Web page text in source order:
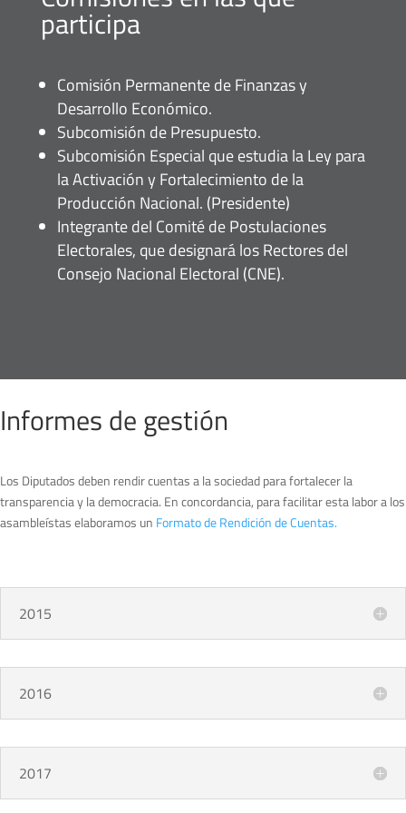
participa
Comisión Permanente de Finanzas y
Desarrollo Económico.
Subcomisión de Presupuesto.
Subcomisión Especial que estudia la Ley para
la Activación y Fortalecimiento de la
Producción Nacional. (Presidente)
Integrante del Comité de Postulaciones
Electorales, que designará los Rectores del
Consejo Nacional Electoral (CNE).
Informes de gestión
Los Diputados deben rendir cuentas a la sociedad para fortalecer la
transparencia y la democracia. En concordancia, para facilitar esta labor a los
asambleístas elaboramos un Formato de Rendición de Cuentas.
2015
2016
2017